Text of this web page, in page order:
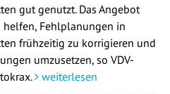
gut genutzt. Das Angebot
helfen, Fehlplanungen in
frühzeitig zu korrigieren und
umzusetzen, so VDV-
weiterlesen